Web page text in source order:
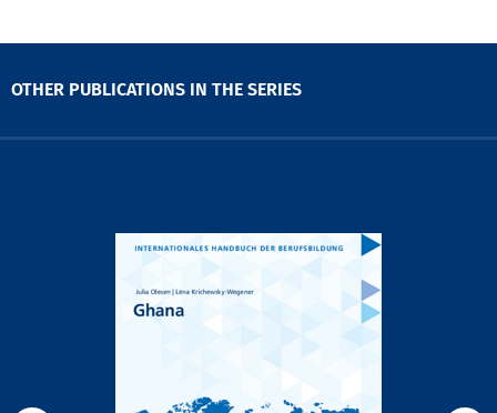
OTHER PUBLICATIONS IN THE SERIES